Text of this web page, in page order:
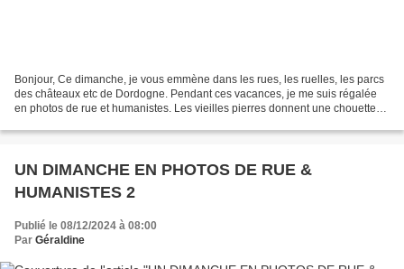
Bonjour, Ce dimanche, je vous emmène dans les rues, les ruelles, les parcs
des châteaux etc de Dordogne. Pendant ces vacances, je me suis régalée
en photos de rue et humanistes. Les vieilles pierres donnent une chouette
UN DIMANCHE EN PHOTOS DE RUE &
HUMANISTES 2
Publié le 08/12/2024 à 08:00
Par Géraldine